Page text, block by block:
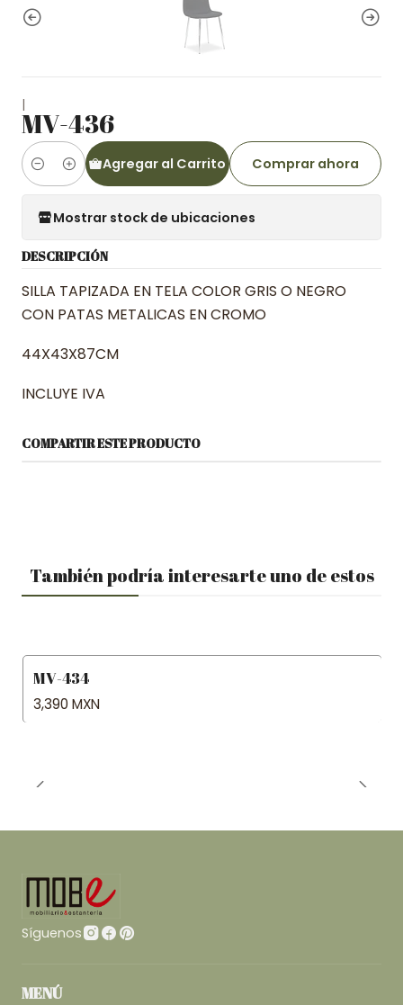
|
MV-436
Cantidad
Agregar al Carrito Comprar ahora
Mostrar stock de ubicaciones
DESCRIPCIÓN
SILLA TAPIZADA EN TELA COLOR GRIS O NEGRO
CON PATAS METALICAS EN CROMO
44X43X87CM
INCLUYE IVA
COMPARTIR ESTE PRODUCTO
También podría interesarte uno de estos
MV-434
3,390 MXN
Síguenos
MENÚ